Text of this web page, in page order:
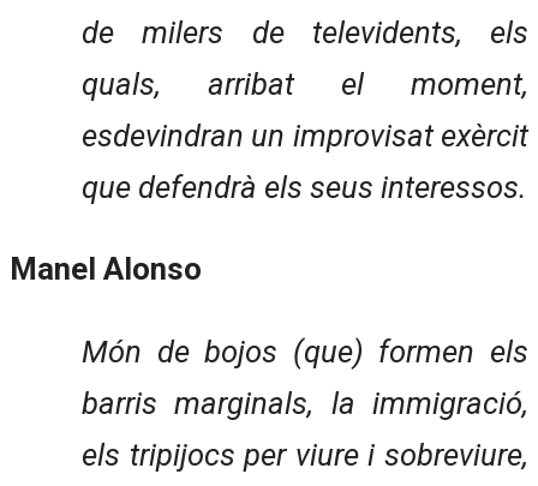
de milers de televidents, els
quals, arribat el moment,
esdevindran un improvisat exèrcit
que defendrà els seus interessos.
Manel Alonso
Món de bojos (que) formen els
barris marginals, la immigració,
els tripijocs per viure i sobreviure,